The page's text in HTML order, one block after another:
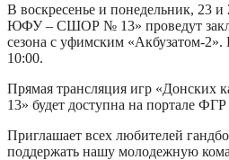
В воскресенье и понедельник, 23
ЮФУ – СШОР № 13» проведут
сезона с уфимским «Акбузатом-2».
10:00.
Прямая трансляция игр
13» будет доступна на портале
Приглашает всех любителей
поддержать нашу молодежную